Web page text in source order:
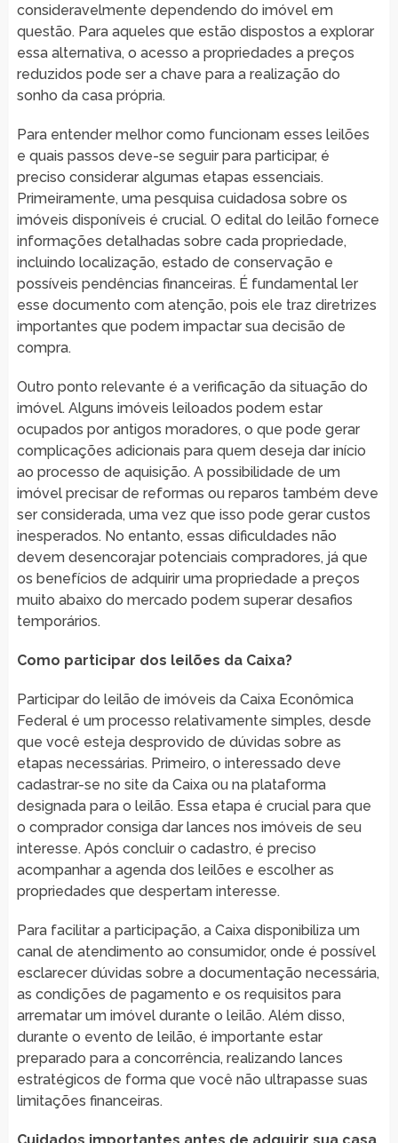
consideravelmente dependendo do imóvel em
questão. Para aqueles que estão dispostos a explorar
essa alternativa, o acesso a propriedades a preços
reduzidos pode ser a chave para a realização do
sonho da casa própria.
Para entender melhor como funcionam esses leilões
e quais passos deve-se seguir para participar, é
preciso considerar algumas etapas essenciais.
Primeiramente, uma pesquisa cuidadosa sobre os
imóveis disponíveis é crucial. O edital do leilão fornece
informações detalhadas sobre cada propriedade,
incluindo localização, estado de conservação e
possíveis pendências financeiras. É fundamental ler
esse documento com atenção, pois ele traz diretrizes
importantes que podem impactar sua decisão de
compra.
Outro ponto relevante é a verificação da situação do
imóvel. Alguns imóveis leiloados podem estar
ocupados por antigos moradores, o que pode gerar
complicações adicionais para quem deseja dar início
ao processo de aquisição. A possibilidade de um
imóvel precisar de reformas ou reparos também deve
ser considerada, uma vez que isso pode gerar custos
inesperados. No entanto, essas dificuldades não
devem desencorajar potenciais compradores, já que
os benefícios de adquirir uma propriedade a preços
muito abaixo do mercado podem superar desafios
temporários.
Como participar dos leilões da Caixa?
Participar do leilão de imóveis da Caixa Econômica
Federal é um processo relativamente simples, desde
que você esteja desprovido de dúvidas sobre as
etapas necessárias. Primeiro, o interessado deve
cadastrar-se no site da Caixa ou na plataforma
designada para o leilão. Essa etapa é crucial para que
o comprador consiga dar lances nos imóveis de seu
interesse. Após concluir o cadastro, é preciso
acompanhar a agenda dos leilões e escolher as
propriedades que despertam interesse.
Para facilitar a participação, a Caixa disponibiliza um
canal de atendimento ao consumidor, onde é possível
esclarecer dúvidas sobre a documentação necessária,
as condições de pagamento e os requisitos para
arrematar um imóvel durante o leilão. Além disso,
durante o evento de leilão, é importante estar
preparado para a concorrência, realizando lances
estratégicos de forma que você não ultrapasse suas
limitações financeiras.
Cuidados importantes antes de adquirir sua casa